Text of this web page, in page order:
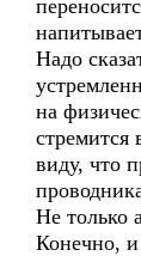
Надо
на
стремится
виду, что
Не только
Конечно,